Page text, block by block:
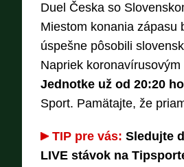
Duel Česka so
Miestom konania zápasu
úspešne pôsobili
Napriek
Jednotke už od 20:20
Sport. Pamätajte, že
TIP pre vás: Sledujte
LIVE stávok na